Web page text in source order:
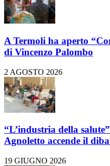
A Termoli ha aperto
di Vincenzo Palombo
2 AGOSTO 2026
“L’industria della
Agnoletto accende il
19 GIUGNO 2026